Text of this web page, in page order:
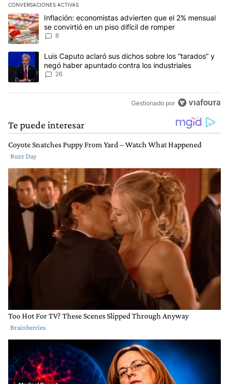
CONVERSACIONES ACTIVAS
Este listado muestra los artículos con más comentarios en los
Un artículo de tendencia con el título "Inflación: economistas
Inflación: economistas advierten que el 2% mensual
se convirtió en un piso difícil de romper
8
Un artículo de tendencia con el título "Luis Caputo aclaró sus
Luis Caputo aclaró sus dichos sobre los “tarados” y
negó haber apuntado contra los industriales
26
Gestionado por